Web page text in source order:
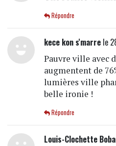
Répondre
kece kon s'marrele
Pauvre ville avec
augmentent de
lumières ville
belle ironie !
Répondre
Louis-Clochette